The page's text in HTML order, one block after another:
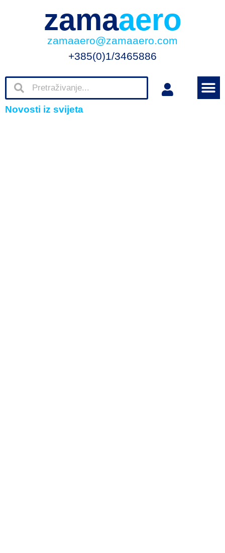
zamaaero
zamaaero@zamaaero.com
+385(0)1/3465886
Novosti iz svijeta